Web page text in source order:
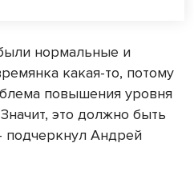
нормальные и
какая-то, потому
повышения уровня
это должно быть
подчеркнул Андрей